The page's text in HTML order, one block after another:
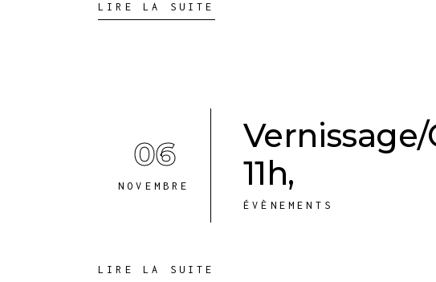
LIRE LA SUITE
06
NOVEMBRE
11h,
ÉVÈNEMENTS
LIRE LA SUITE